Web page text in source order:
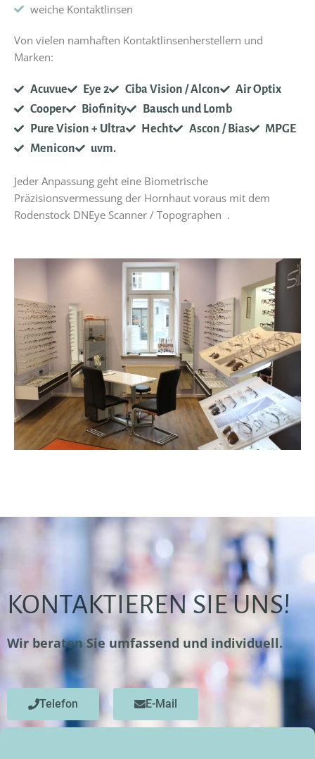
weiche Kontaktlinsen
Von vielen namhaften Kontaktlinsenherstellern und
Marken:
Acuvue Eye 2 Ciba Vision / Alcon
Air Optix
Cooper
Biofinity
Bausch und Lomb
Pure Vision + Ultra
Hecht Ascon / Bias
MPGE
Menicon
uvm.
Jeder Anpassung geht eine Biometrische
Präzisionsvermessung der Hornhaut voraus mit dem
Rodenstock DNEye Scanner / Topographen .
KONTAKTIEREN SIE UNS!
Wir beraten Sie umfassend und individuell.
Telefon E-Mail